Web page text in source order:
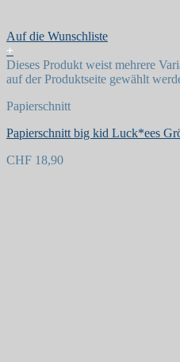
Auf die Wunschliste
+
Dieses Produkt weist mehrere
auf der Produktseite gewählt
Papierschnitt
Papierschnitt big kid Luck*ees
CHF 18,90